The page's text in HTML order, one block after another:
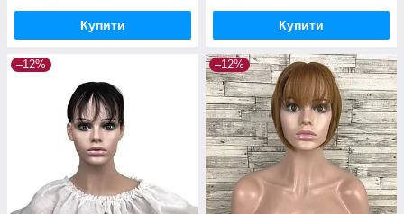
Купити Купити
–12% –12%